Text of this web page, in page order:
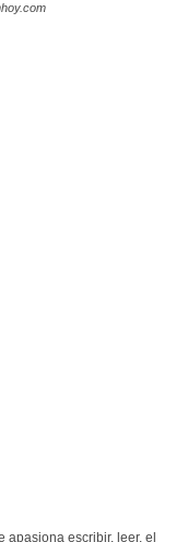
apasiona escribir, leer, el